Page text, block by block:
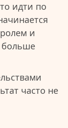
идти по
и
больше
часто не